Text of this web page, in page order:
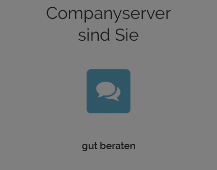
Companyserver
sind Sie
gut beraten